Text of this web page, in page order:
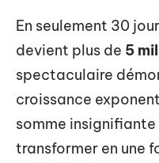
En seulement 30
devient plus de 5
spectaculaire
croissance
somme insignifiante
transformer en une